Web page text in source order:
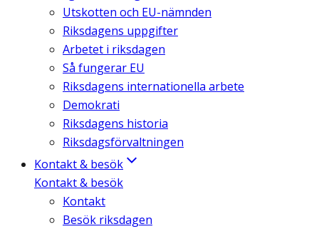
Utskotten och EU-nämnden
Riksdagens uppgifter
Arbetet i riksdagen
Så fungerar EU
Riksdagens internationella arbete
Demokrati
Riksdagens historia
Riksdagsförvaltningen
Kontakt & besök
Kontakt & besök
Kontakt
Besök riksdagen